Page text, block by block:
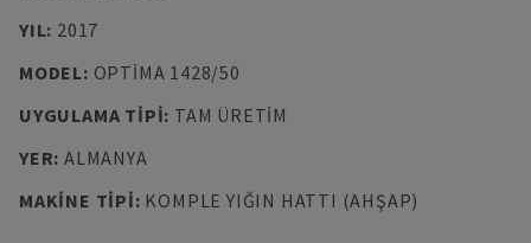
YIL: 2017
MODEL: OPTIMA 1428/50
UYGULAMA TIPI: TAM ÜRETIM
YER: ALMANYA
MAKINE TIPI: KOMPLE YIĞIN HATTI (AHŞAP)